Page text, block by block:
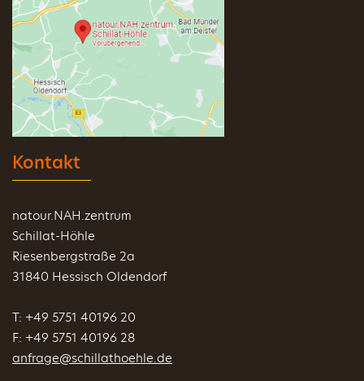
Kontakt
natour.NAH.zentrum
Schillat-Höhle
Riesenbergstraße 2a
31840 Hessisch Oldendorf
T: +49 5751 40196 20
F: +49 5751 40196 28
anfrage@schillathoehle.de